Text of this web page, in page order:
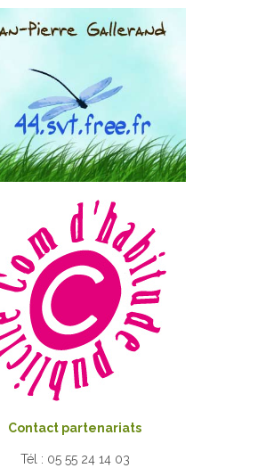
Contact partenariats
Tél : 05 55 24 14 03